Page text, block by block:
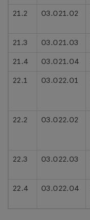
21.2
03.021.02
21.3
03.021.03
21.4
03.021.04
22.1
03.022.01
22.2
03.022.02
22.3
03.022.03
22.4
03.022.04